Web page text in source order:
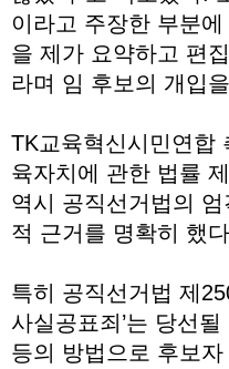
이라고 주장한 부분
을 제가 요약하고 편
라며 임 후보의 개입
TK교육혁신시민연합
육자치에 관한 법률
역시 공직선거법의
적 근거를 명확히 했
특히 공직선거법 제
사실공표죄’는 당선
등의 방법으로 후보